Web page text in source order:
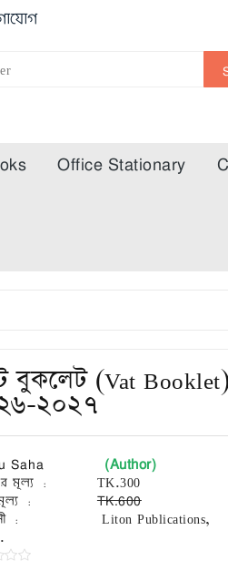
Office Stationary
বুকলেট (Vat Booklet)
২০২৭
Saha (Author)
মূল্য : TK.300
:
TK.600
:
Liton Publications,